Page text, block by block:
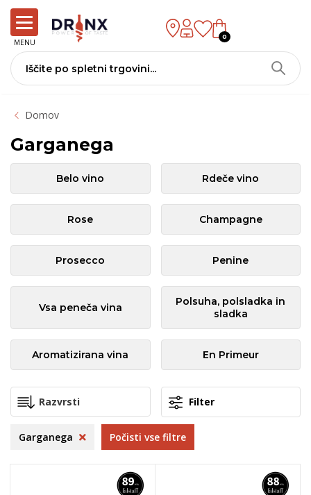
MENU
0
Domov
Garganega
Belo vino Rdeče vino
Rose Champagne
Prosecco Penine
Vsa peneča vina
Polsuha, polsladka in
sladka
Aromatizirana vina En Primeur
Filter
Garganega Počisti vse filtre